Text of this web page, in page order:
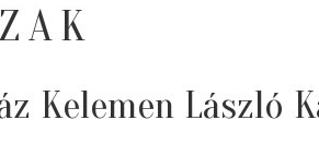
Kelemen László